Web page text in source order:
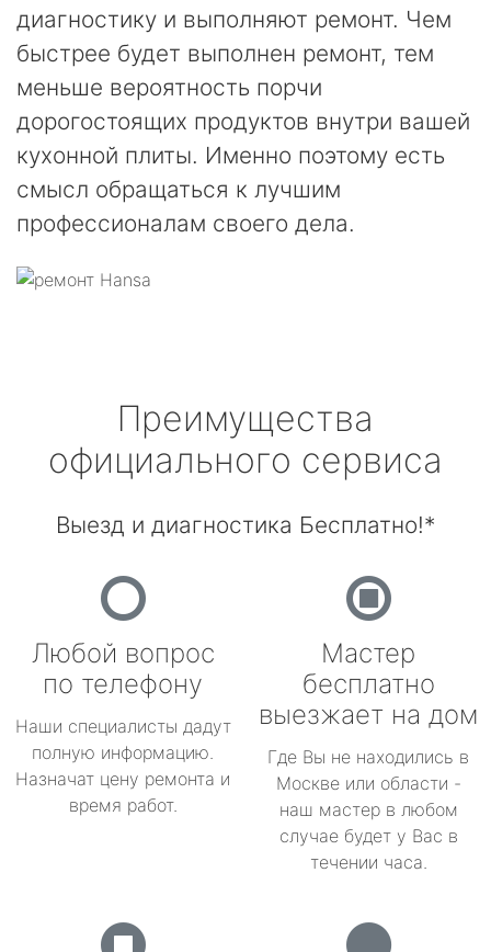
диагностику и выполняют ремонт. Чем
быстрее будет выполнен ремонт, тем
меньше вероятность порчи
дорогостоящих продуктов внутри вашей
кухонной плиты. Именно поэтому есть
смысл обращаться к лучшим
профессионалам своего дела.
Преимущества
официального сервиса
Выезд и диагностика Бесплатно!*
Любой вопрос
по телефону
Наши специалисты дадут
полную информацию.
Назначат цену ремонта и
время работ.
Мастер
бесплатно
выезжает на дом
Где Вы не находились в
Москве или области -
наш мастер в любом
случае будет у Вас в
течении часа.